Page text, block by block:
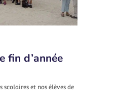
fin d’année
scolaires et nos élèves de